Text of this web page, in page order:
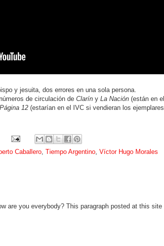
y jesuita, dos errores en una sola persona.
de circulación de Clarín y La Nación (están en el
Página 12 (estarían en el IVC si vendieran los ejemplares
Caballero, Tiempo Argentino, Víctor Hugo Morales
are you everybody? This paragraph posted at this site